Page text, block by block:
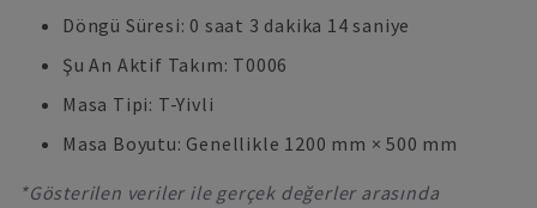
Döngü Süresi: 0 saat 3 dakika 14 saniye
Şu An Aktif Takım: T0006
Masa Tipi: T-Yivli
Masa Boyutu: Genellikle 1200 mm × 500 mm
*Gösterilen veriler ile gerçek değerler arasında